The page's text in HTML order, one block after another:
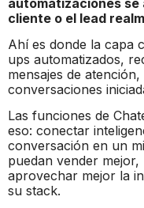
cliente o el lead
Ahí es donde la capa
ups automatizados,
mensajes de
conversaciones
Las funciones de
eso: conectar
conversación en un
puedan vender
aprovechar mejor la
su stack.